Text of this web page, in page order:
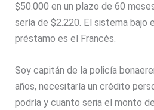
$50.000 en un plazo de 60
sería de $2.220. El sistema bajo
préstamo es el Francés.
Soy capitán de la policía
años, necesitaría un crédito
podría y cuanto seria el monto